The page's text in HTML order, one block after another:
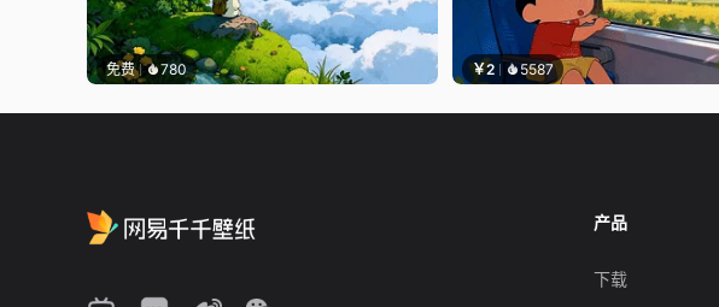
免费 780 ￥2 5587
产品
下载